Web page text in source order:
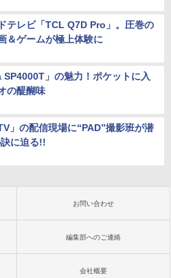
テレビ「TCL Q7D Pro」。圧巻の
＆ゲームが極上体験に
SP4000T」の魅力！ポケットに入
の醍醐味
」の配信現場に“PAD”撮影班が潜
に迫る!!
お問い合わせ
編集部へのご連絡
会社概要